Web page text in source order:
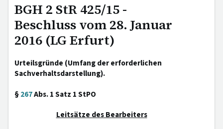
BGH 2 StR 425/15 -
Beschluss vom 28. Januar
2016 (LG Erfurt)
Urteilsgründe (Umfang der erforderlichen
Sachverhaltsdarstellung).
§267Abs. 1 Satz 1 StPO
Leitsätze des Bearbeiters